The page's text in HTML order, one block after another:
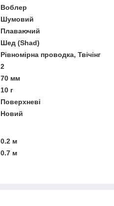
Воблер
Шумовий
Плаваючий
Шед (Shad)
Рівномірна проводка, Твічінг
2
70 мм
10 г
Поверхневі
Новий
0.2 м
0.7 м